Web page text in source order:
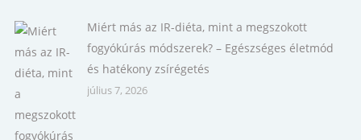
Miért más az IR-diéta, mint a megszokott
fogyókúrás módszerek? – Egészséges életmód
és hatékony zsírégetés
július 7, 2026